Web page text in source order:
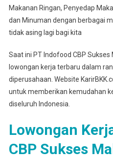
Makanan Ringan, Penyedap
dan Minuman dengan berbagai
tidak asing lagi bagi kita
Saat ini PT Indofood CBP
lowongan kerja terbaru dalam
diperusahaan. Website
untuk memberikan kemudahan
diseluruh Indonesia.
Lowongan
CBP Sukses